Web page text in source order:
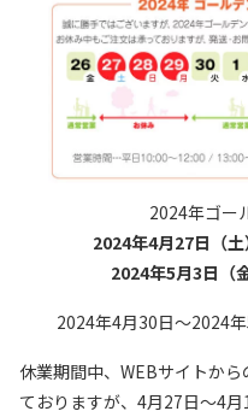
2024年ゴー
2024年4月27日（土
2024年5月3日（
2024年4月30日～2024
休業期間中、WEBサイトか
ておりますが、4月27日～4